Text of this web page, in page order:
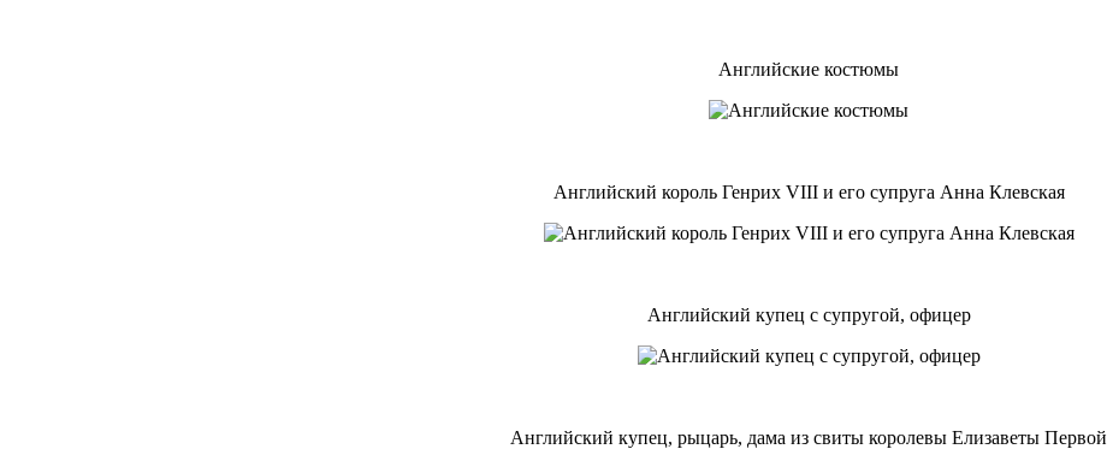
Английские костюмы
Английский король Генрих VIII и его супруга Анна Клевская
Английский купец с супругой, офицер
Английский купец, рыцарь, дама из свиты королевы Елизаветы Первой